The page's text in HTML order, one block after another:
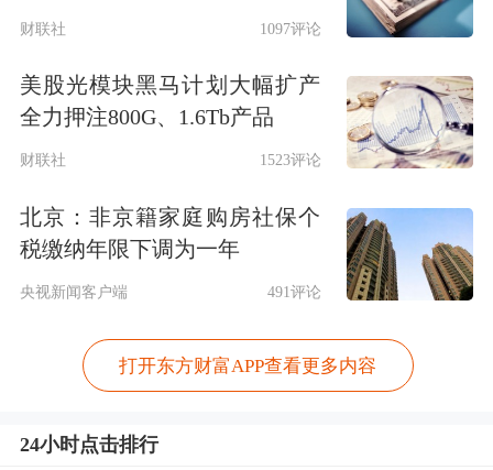
涨幅为0.2%。
财联社 1097评论
美股光模块黑马计划大幅扩产
全力押注800G、1.6Tb产品
财联社 1523评论
北京：非京籍家庭购房社保个
税缴纳年限下调为一年
央视新闻客户端 491评论
打开东方财富APP查看更多内容
24小时点击排行